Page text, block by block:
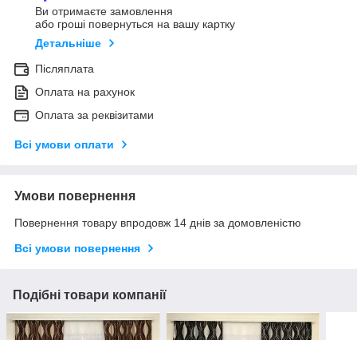
Ви отримаєте замовлення
або гроші повернуться на вашу картку
Детальніше
Післяплата
Оплата на рахунок
Оплата за реквізитами
Всі умови оплати
Умови повернення
Повернення товару впродовж 14 днів за домовленістю
Всі умови повернення
Подібні товари компанії